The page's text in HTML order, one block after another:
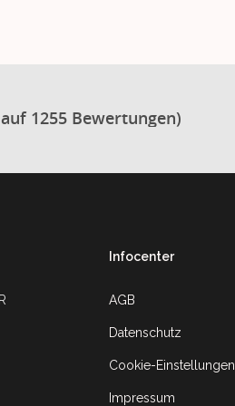
1255 Bewertungen)
Infocenter
AGB
Datenschutz
Cookie-Einstellungen
Impressum